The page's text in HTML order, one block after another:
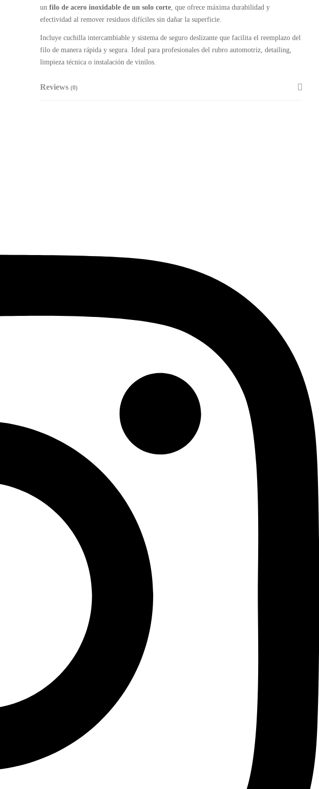
un filo de acero inoxidable de un solo corte, que ofrece máxima durabilidad y
efectividad al remover residuos difíciles sin dañar la superficie.
Incluye cuchilla intercambiable y sistema de seguro deslizante que facilita el reemplazo del
filo de manera rápida y segura. Ideal para profesionales del rubro automotriz, detailing,
limpieza técnica o instalación de vinilos.
Reviews (0)